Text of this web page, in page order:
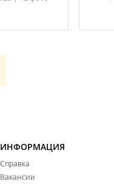
ИНФОРМАЦИЯ
Справка
Вакансии